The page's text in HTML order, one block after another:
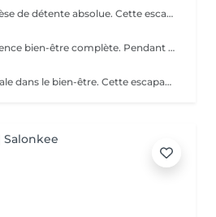
Offrez-vous une parenthèse de détente absolue. Cette escapade de 2 heures est idéale pour relâcher les tensions, se ressourcer et s'accorder un moment de bien-être hors du temps. Une pause parfaite pour le corps et l'esprit. Gommage au sable noir du corps, aux effluves boisées d'encens, de feuilles de verveine séchées et citron vert. Massage relaxant du corps à l'huile chaude aux notes ambrées et vanillées. Soin visage coup d'éclat
Plongez dans une expérience bien-être complète. Pendant 3 heures, laissez-vous envelopper par une atmosphère apaisante, pensée pour une relaxation profonde et durable. Le parfait équilibre entre lâcher-prise, soin et évasion. Gommage du corps gommage hindou aux effluves sucrés d'amande et de pistache. Enveloppement traditionnel du corps au curcuma et santal qui rendra un éclat à votre peau et la laissera douce comme de la soie. Soin visage nourrissant et régénérant à l'huile d'argan Le chois des produits utilisés peuvent être modifiés en fonction des saisons et des goûts de chacun.
Vivez une immersion totale dans le bien-être. Cette escapade de 4 heures vous invite à un voyage sensoriel d'exception, dédié à la détente intense, au ressourcement et au plaisir de prendre du temps pour soi. Une expérience luxueuse et inoubliable. Gommage reminéralisant au sel de la mer morte Enveloppement réparateur intense au beurre d'arganier Massage complet aux huiles chaudes des pieds à la tête Soin visage oxygénant et nourrissant Manucure et pédicure Ls produits utilisés peuvent varier en fonction des saisons ou des goûts de chacun.